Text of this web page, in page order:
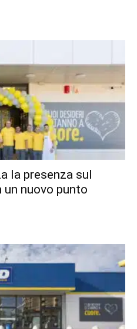
la presenza sul
nuovo punto